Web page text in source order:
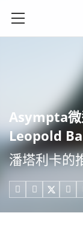
Asympta微
Leopold
潘塔利卡的
  